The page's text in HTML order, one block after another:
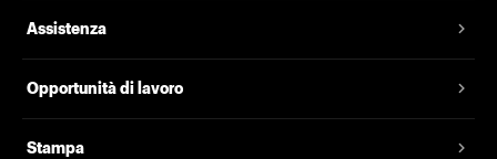
Assistenza
Opportunità di lavoro
Stampa